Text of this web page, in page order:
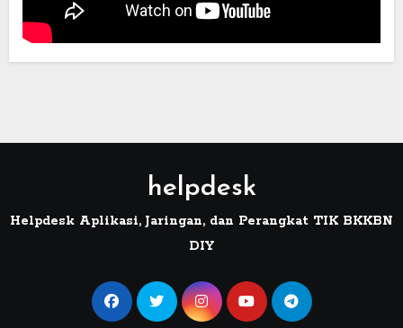
helpdesk
Helpdesk Aplikasi, Jaringan, dan Perangkat TIK BKKBN
DIY